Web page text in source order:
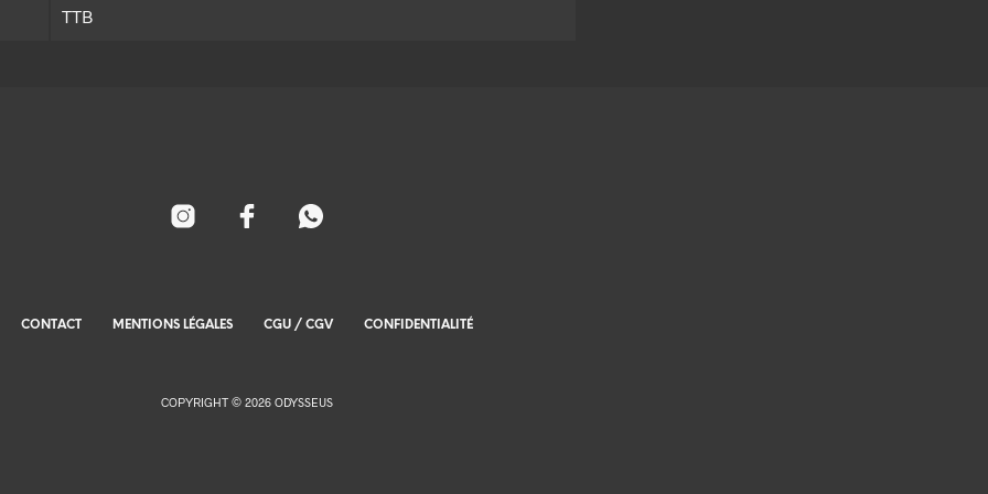
TTB
CONTACT MENTIONS LÉGALES CGU / CGV CONFIDENTIALITÉ
COPYRIGHT © 2026 ODYSSEUS